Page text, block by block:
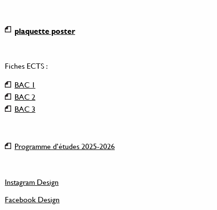
plaquette poster
Fiches ECTS :
BAC 1
BAC 2
BAC 3
Programme d’études 2025-2026
Instagram Design
Facebook Design